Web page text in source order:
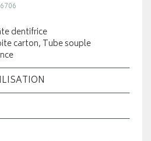
dentifrice
carton, Tube souple